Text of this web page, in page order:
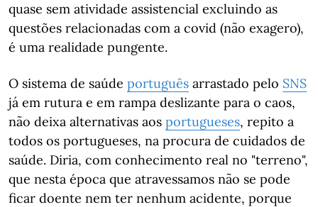
quase sem atividade assistencial excluindo as
questões relacionadas com a covid (não exagero),
é uma realidade pungente.
O sistema de saúde português arrastado pelo SNS
já em rutura e em rampa deslizante para o caos,
não deixa alternativas aos portugueses, repito a
todos os portugueses, na procura de cuidados de
saúde. Diria, com conhecimento real no "terreno",
que nesta época que atravessamos não se pode
ficar doente nem ter nenhum acidente, porque